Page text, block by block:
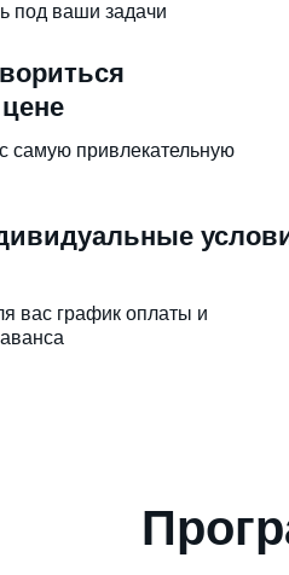
вас график оплаты и
самую привлекательную
под ваши задачи